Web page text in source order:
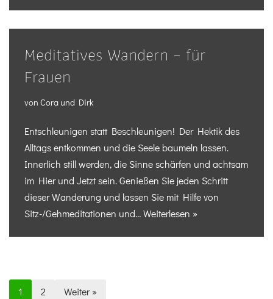
Meditatives Wandern – für
Frauen
von Cora und Dirk
Entschleunigen statt Beschleunigen! Der Hektik des
Alltags entkommen und die Seele baumeln lassen.
Innerlich still werden, die Sinne schärfen und achtsam
im Hier und Jetzt sein. Genießen Sie jeden Schritt
dieser Wanderung und lassen Sie mit Hilfe von
Sitz-/Gehmeditationen und…Weiterlesen »
1 2 Weiter »